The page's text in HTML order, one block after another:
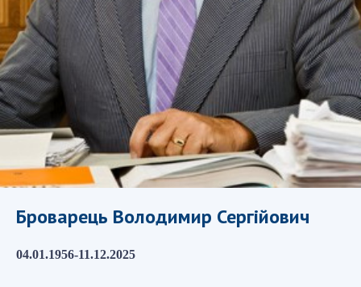
Секція суспільних і гуманітарних наук
Установи при Президії
Ради, комітети та комісії
Наукові центри МОН та НАН України
Громадські організації
ДІЯЛЬНІСТЬ
Сесії Загальних зборів НАН України
Броварець Володимир Сергійович
04.01.1956-11.12.2025